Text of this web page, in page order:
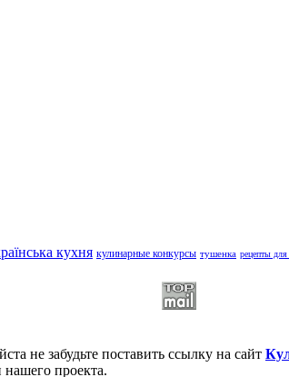
кухня кулинарные конкурсы тушенка рецепты для
не забудьте поставить ссылку на сайт
проекта.